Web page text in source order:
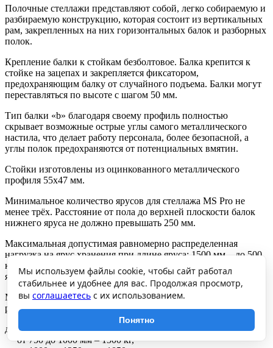
Полочные стеллажи представляют собой, легко собираемую и
разбираемую конструкцию, которая состоит из вертикальных
рам, закрепленных на них горизонтальных балок и разборных
полок.
Крепление балки к стойкам безболтовое. Балка крепится к
стойке на зацепах и закрепляется фиксатором,
предохраняющим балку от случайного подъема. Балки могут
переставляться по высоте с шагом 50 мм.
Тип балки «b» благодаря своему профиль полностью
скрывает возможные острые углы самого металлического
настила, что делает работу персонала, более безопасной, а
углы полок предохраняются от потенциальных вмятин.
Стойки изготовлены из оцинкованного металлического
профиля 55х47 мм.
Минимальное количество ярусов для стеллажа MS Pro не
менее трёх. Расстояние от пола до верхней плоскости балок
нижнего яруса не должно превышать 250 мм.
Максимальная допустимая равномерно распределенная
нагрузка на ярус хранения при длине яруса: 1500 мм – до 500
кг.(обеспечивается при установке 1 стяжки балок на каждый
ярус хранения)
Максимальная допустимая нагрузка на секцию стеллажа при
расстоянии между ярусами хранения по вертикали:
до 750 мм – 2500 кг,
от 750 до 1000 мм – 1500 кг,
Мы используем файлы cookie, чтобы сайт работал
стабильнее и удобнее для вас. Продолжая просмотр,
вы соглашаетесь с их использованием.
Понятно